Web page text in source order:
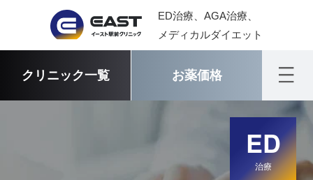
ED治療、AGA治療、
メディカルダイエット
クリニック一覧 お薬価格
ED
治療